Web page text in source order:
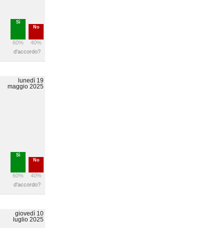
Sì
60%
No
40%
d'accordo?
lunedì 19
maggio 2025
Sì
60%
No
40%
d'accordo?
giovedì 10
luglio 2025